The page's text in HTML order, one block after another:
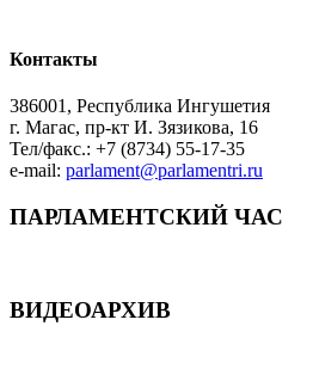
Контакты
386001, Республика Ингушетия
г. Магас, пр-кт И. Зязикова, 16
Тел/факс.: +7 (8734) 55-17-35
e-mail: parlament@parlamentri.ru
ПАРЛАМЕНТСКИЙ ЧАС
ВИДЕОАРХИВ